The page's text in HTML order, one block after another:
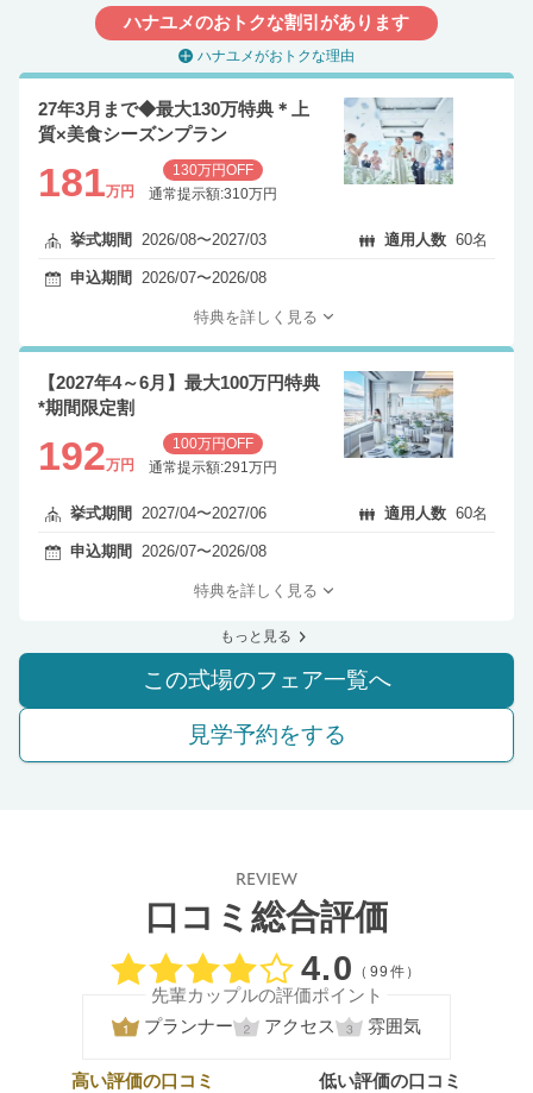
ハナユメのおトクな割引があります
ハナユメがおトクな理由
27年3月まで◆最大130万特典＊上
質×美食シーズンプラン
181万円
130万円OFF
通常提示額:310万円
挙式期間 2026/08〜2027/03 適用人数 60名
申込期間 2026/07〜2026/08
特典を詳しく見る
【2027年4～6月】最大100万円特典
*期間限定割
192万円
100万円OFF
通常提示額:291万円
挙式期間 2027/04〜2027/06 適用人数 60名
申込期間 2026/07〜2026/08
特典を詳しく見る
もっと見る
この式場のフェア一覧へ
見学予約をする
REVIEW
口コミ総合評価
口コミ評価
4.0 （99件）
先輩カップルの評価ポイント
プランナー
アクセス 雰囲気
高い評価の口コミ 低い評価の口コミ